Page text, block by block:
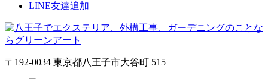
LINE友達追加
〒192-0034 東京都八王子市大谷町 515